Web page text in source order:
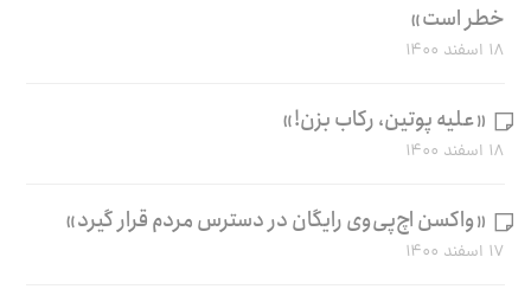
خطر است»
۱۸ اسفند ۱۴۰۰
«علیه پوتین، رکاب بزن!»
۱۸ اسفند ۱۴۰۰
«واکسن اچ‌پی‌وی رایگان در دسترس مردم قرار گیرد»
۱۷ اسفند ۱۴۰۰